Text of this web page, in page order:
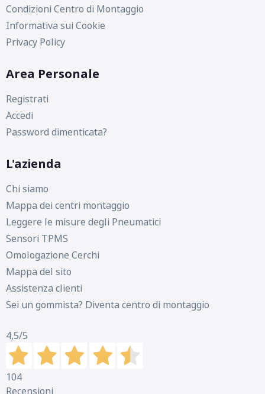
D
Condizioni Centro di Montaggio
Informativa sui Cookie
Privacy Policy
Area Personale
Registrati
Accedi
Password dimenticata?
L'azienda
Chi siamo
Mappa dei centri montaggio
Leggere le misure degli Pneumatici
Sensori TPMS
Omologazione Cerchi
Mappa del sito
Assistenza clienti
Sei un gommista? Diventa centro di montaggio
4,5/5
104
Recensioni